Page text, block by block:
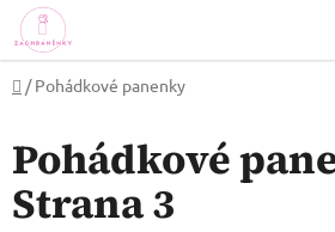
Přejít
na
obsah
Domů
/ Pohádkové panenky
Pohádkové
Strana 3